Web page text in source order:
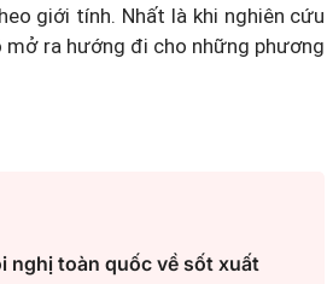
giới tính. Nhất là khi nghiên cứu
ra hướng đi cho những phương
nghị toàn quốc về sốt xuất